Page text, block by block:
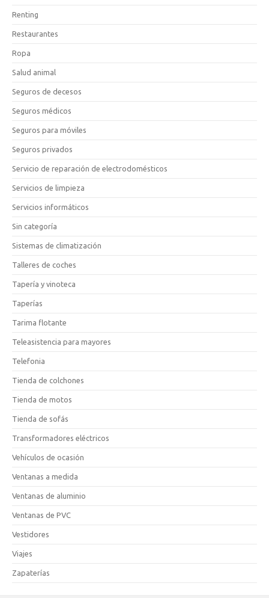
Renting
Restaurantes
Ropa
Salud animal
Seguros de decesos
Seguros médicos
Seguros para móviles
Seguros privados
Servicio de reparación de electrodomésticos
Servicios de limpieza
Servicios informáticos
Sin categoría
Sistemas de climatización
Talleres de coches
Tapería y vinoteca
Taperías
Tarima flotante
Teleasistencia para mayores
Telefonia
Tienda de colchones
Tienda de motos
Tienda de sofás
Transformadores eléctricos
Vehículos de ocasión
Ventanas a medida
Ventanas de aluminio
Ventanas de PVC
Vestidores
Viajes
Zapaterías